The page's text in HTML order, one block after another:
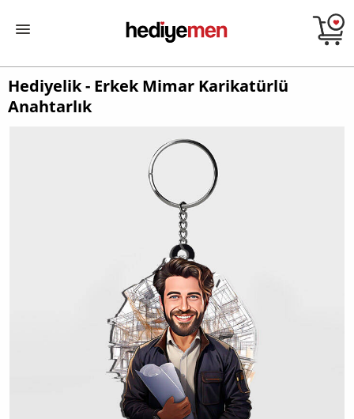
Hediyelik - Erkek Mimar Karikatürlü
Anahtarlık